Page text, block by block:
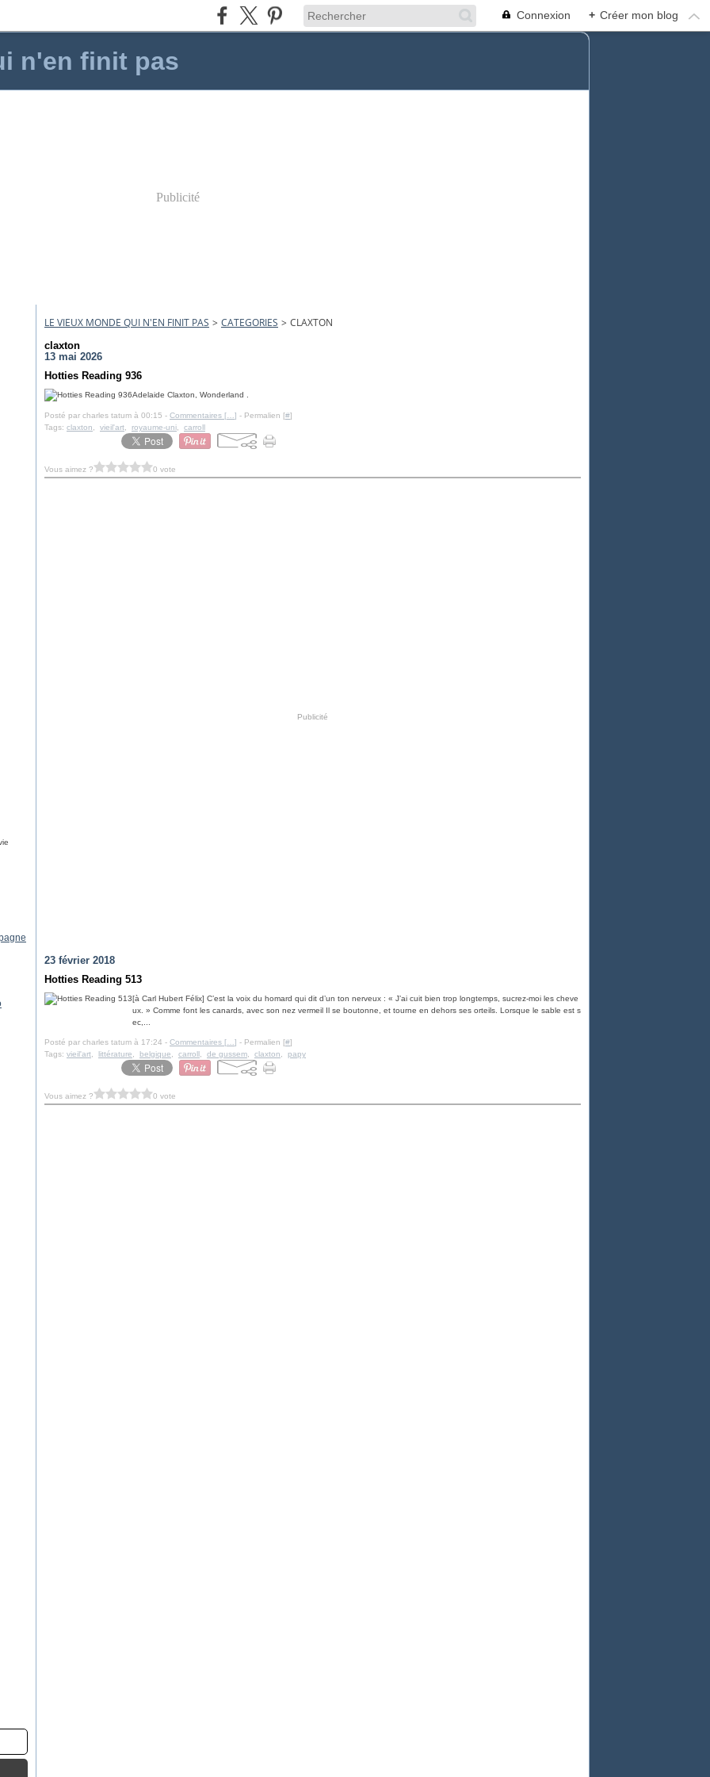
Connexion + Créer mon blog
n'en finit pas
Publicité
LE VIEUX MONDE QUI N'EN FINIT PAS > CATEGORIES > CLAXTON
claxton
13 mai 2026
Hotties Reading 936
Adelaide Claxton, Wonderland .
Posté par charles tatum à 00:15 - Commentaires [ ] - Permalien [#]
Tags: claxton vieil'art royaume-uni carroll
Vous aimez ? 0 vote
Publicité
23 février 2018
Hotties Reading 513
[à Carl Hubert Félix] C’est la voix du homard qui dit d’un ton nerveux : « J’ai cuit bien trop longtemps, sucrez-moi les cheve
ux. » Comme font les canards, avec son nez vermeil Il se boutonne, et tourne en dehors ses orteils. Lorsque le sable est s
ec,...
Posté par charles tatum à 17:24 - Commentaires [ ] - Permalien [#]
Tags: vieil'art littérature belgique carroll de gussem claxton papy
Vous aimez ? 0 vote